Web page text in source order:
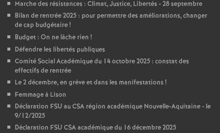
Marche des résistances : Climat, Justice, Libertés - 28 septembre
Bilan de rentrée 2025 : pour permettre des améliorations, changer
de cap budgétaire!
Budget : On ne lâche rien !
Défendre les libertés publiques
Comité Social Académique du 14 octobre 2025 : constat des
effectifs de rentrée
Le 2 décembre, en grève et dans les manifestations !
Femmage à Lison
Déclaration FSU au CSA région académique Nouvelle-Aquitaine - le
9/12/2025
Déclaration FSU CSA académique du 16 décembre 2025